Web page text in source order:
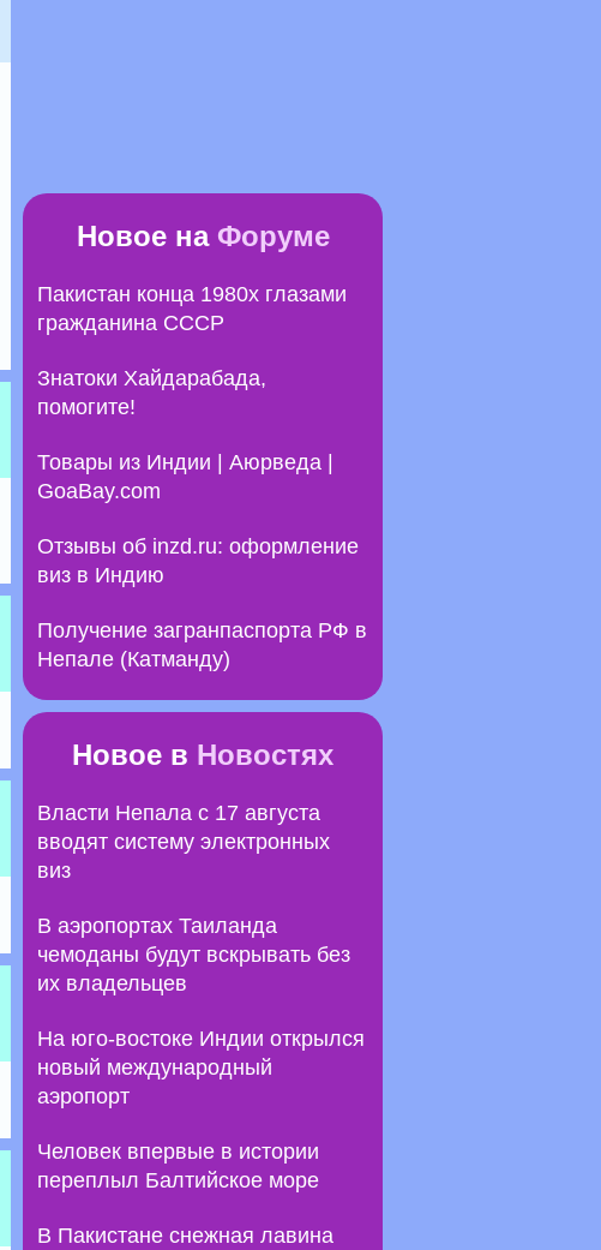
Новое на Форуме
Пакистан конца 1980х глазами
гражданина СССР
Знатоки Хайдарабада,
помогите!
Товары из Индии | Аюрведа |
GoaBay.com
Отзывы об inzd.ru: оформление
виз в Индию
Получение загранпаспорта РФ в
Непале (Катманду)
Новое в Новостях
Власти Непала с 17 августа
вводят систему электронных
виз
В аэропортах Таиланда
чемоданы будут вскрывать без
их владельцев
На юго-востоке Индии открылся
новый международный
аэропорт
Человек впервые в истории
переплыл Балтийское море
В Пакистане снежная лавина